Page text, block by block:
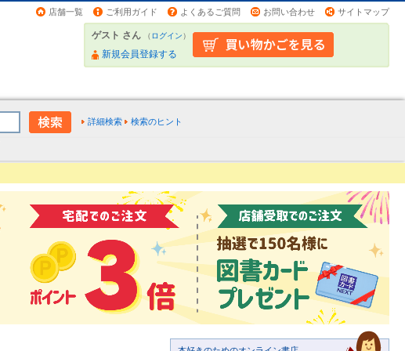
店舗一覧 ご利用ガイド よくあるご質問 お問い合わせ サイトマップ
ゲスト さん （ログイン）
新規会員登録する
詳細検索 検索のヒント